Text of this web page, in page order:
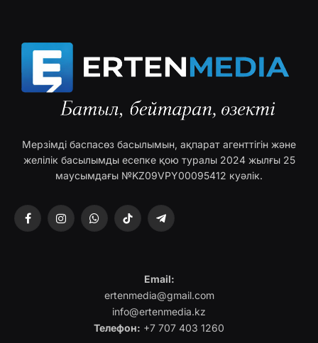
Мерзімді баспасөз басылымын, ақпарат агенттігін және
желілік басылымды есепке қою туралы 2024 жылғы 25
маусымдағы №KZ09VPY00095412 куәлік.
FacebookInstagramWhatsAppTikTok Telegram
Email:
ertenmedia@gmail.com
info@ertenmedia.kz
Телефон: +7 707 403 1260